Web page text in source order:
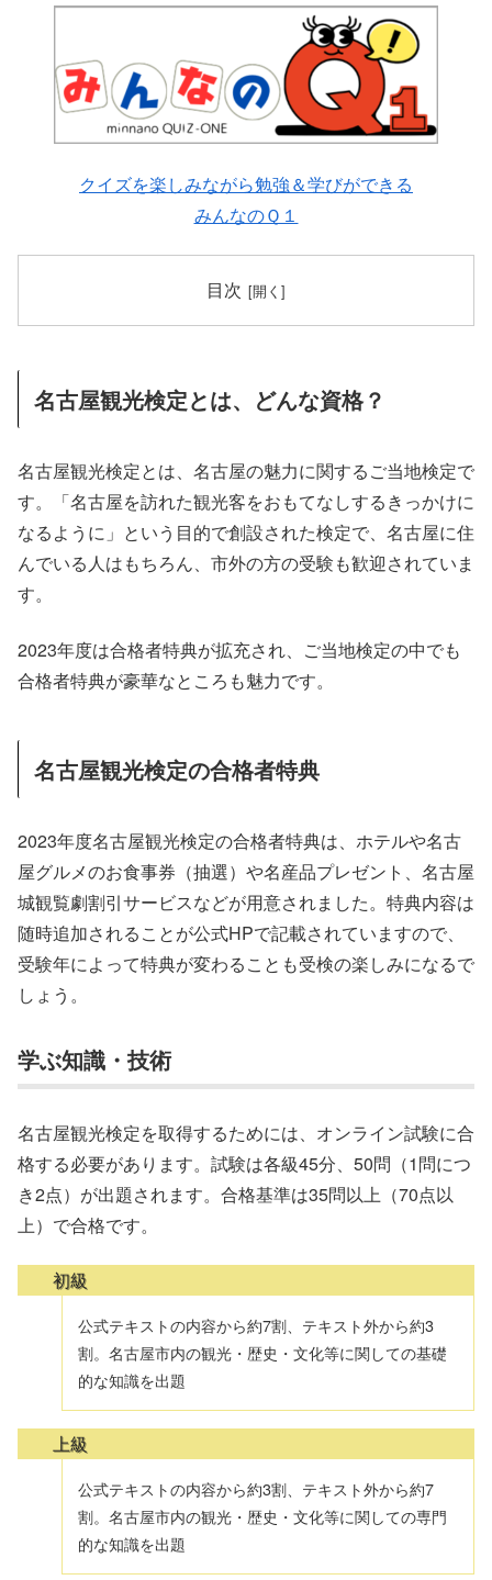
クイズを楽しみながら勉強＆学びができる
みんなのＱ１
目次
名古屋観光検定とは、どんな資格？
名古屋観光検定とは、名古屋の魅力に関するご当地検定で
す。「名古屋を訪れた観光客をおもてなしするきっかけに
なるように」という目的で創設された検定で、名古屋に住
んでいる人はもちろん、市外の方の受験も歓迎されていま
す。
2023年度は合格者特典が拡充され、ご当地検定の中でも
合格者特典が豪華なところも魅力です。
名古屋観光検定の合格者特典
2023年度名古屋観光検定の合格者特典は、ホテルや名古
屋グルメのお食事券（抽選）や名産品プレゼント、名古屋
城観覧劇割引サービスなどが用意されました。特典内容は
随時追加されることが公式HPで記載されていますので、
受験年によって特典が変わることも受検の楽しみになるで
しょう。
学ぶ知識・技術
名古屋観光検定を取得するためには、オンライン試験に合
格する必要があります。試験は各級45分、50問（1問につ
き2点）が出題されます。合格基準は35問以上（70点以
上）で合格です。
初級
公式テキストの内容から約7割、テキスト外から約3
割。名古屋市内の観光・歴史・文化等に関しての基礎
的な知識を出題
上級
公式テキストの内容から約3割、テキスト外から約7
割。名古屋市内の観光・歴史・文化等に関しての専門
的な知識を出題